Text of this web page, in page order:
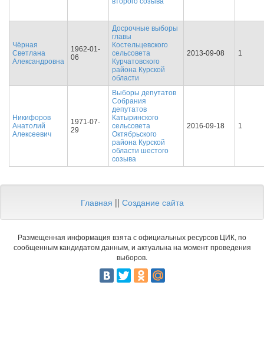
Чёрная
Светлана
Александровна
1962-01-
06
Досрочные выборы
главы
Костельцевского
сельсовета
Курчатовского
района Курской
области
2013-09-08 1
Никифоров
Анатолий
Алексеевич
1971-07-
29
Выборы депутатов
Собрания
депутатов
Катыринского
сельсовета
Октябрьского
района Курской
области шестого
созыва
2016-09-18 1
Главная || Создание сайта
Размещенная информация взята с официальных ресурсов ЦИК, по
сообщенным кандидатом данным, и актуальна на момент проведения
выборов.